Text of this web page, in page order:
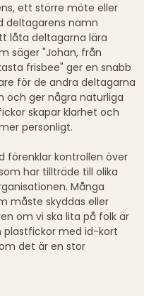
ett större möte eller
deltagarens namn
låta deltagarna lära
säger "Johan, från
frisbee" ger en snabb
för de andra deltagarna
och ger några naturliga
skapar klarhet och
personligt.
förenklar kontrollen över
har tillträde till olika
Många
måste skyddas eller
om vi ska lita på folk är
plastfickor med id-kort
det är en stor